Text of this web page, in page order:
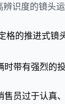
识度的镜头运
格的推进式
带有强烈的投
员过于认真